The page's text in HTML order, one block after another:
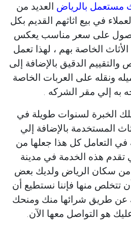
مستعمل بالرياض العديد من
في بيع اثاثهم القديم بكل
على سعر مناسب يعكس
الخاصة بهم ، لهذا تعمل
الدقيق بالإضافة إلى
ونقله على العربات الخاصة
به إلي مقر الشركه .
الخبرة لسنوات طويلة في
المستخدمة بالإضافة إلي
في التعامل كل هذا جعلها من
هذه الخدمة في مدينة
من سكان الرياض ولديك بعض
تتخلص منها فإننا نستطيع أن
طريق شرائها منك ومنحك
هو التواصل معها الآن.